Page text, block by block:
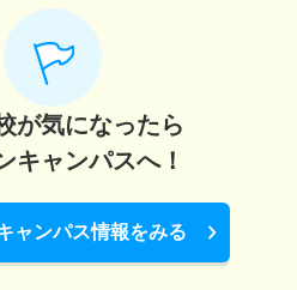
が気になったら
キャンパスへ！
ャンパス情報をみる